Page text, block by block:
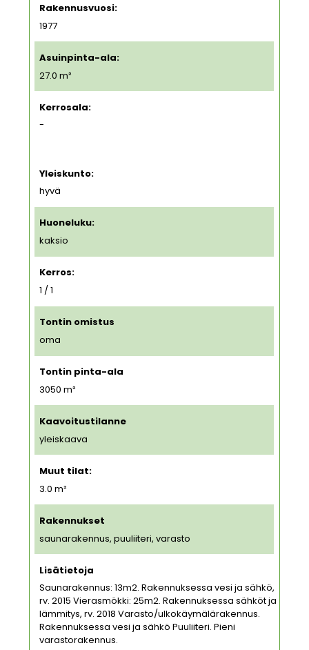
Rakennusvuosi:
1977
Asuinpinta-ala:
27.0 m²
Kerrosala:
-
Yleiskunto:
hyvä
Huoneluku:
kaksio
Kerros:
1 / 1
Tontin omistus
oma
Tontin pinta-ala
3050m²
Kaavoitustilanne
yleiskaava
Muut tilat:
3.0 m²
Rakennukset
saunarakennus, puuliiteri, varasto
Lisätietoja
Saunarakennus: 13m2. Rakennuksessa vesi ja sähkö,
rv. 2015 Vierasmökki: 25m2. Rakennuksessa sähköt ja
lämmitys, rv. 2018 Varasto/ulkokäymälärakennus.
Rakennuksessa vesi ja sähkö Puuliiteri. Pieni
varastorakennus.